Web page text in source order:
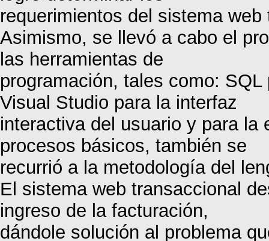
requerimientos del sistema
Asimismo, se llevó a cabo el
las herramientas de
programación, tales como:
Visual Studio para la interfaz
interactiva del usuario y para la
procesos básicos, también se
recurrió a la metodología del
El sistema web transaccional
ingreso de la facturación,
dándole solución al problema